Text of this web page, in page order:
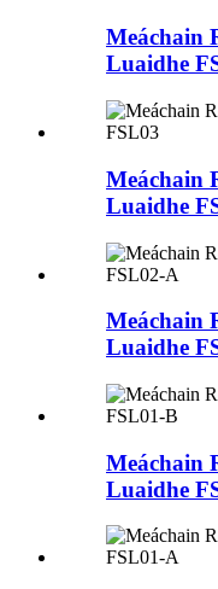
Meáchain
Luaidhe
Meáchain
Luaidhe
Meáchain
Luaidhe
Meáchain
Luaidhe